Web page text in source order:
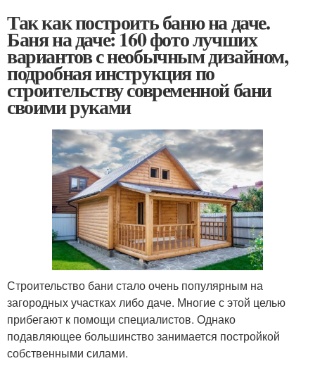
Так как построить баню на даче.
Баня на даче: 160 фото лучших
вариантов с необычным дизайном,
подробная инструкция по
строительству современной бани
своими руками
Строительство бани стало очень популярным на
загородных участках либо даче. Многие с этой целью
прибегают к помощи специалистов. Однако
подавляющее большинство занимается постройкой
собственными силами.